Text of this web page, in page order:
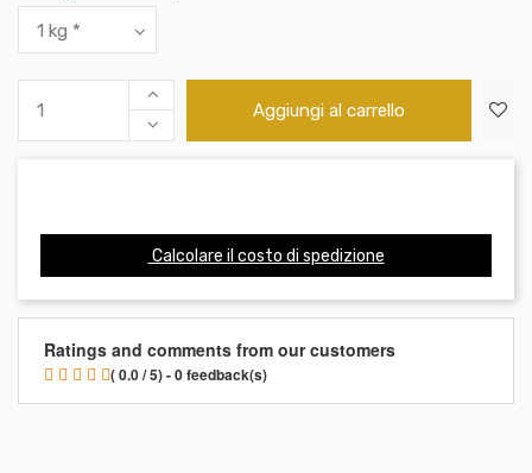
Aggiungi al carrello
Calcolare il costo di spedizione
Ratings and comments from our customers
( 0.0 / 5) - 0 feedback(s)